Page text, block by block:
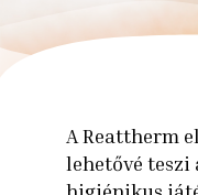
A Reattherm
lehetővé